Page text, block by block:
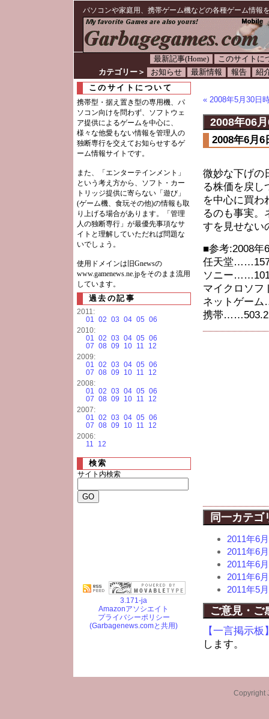
パソコンや家庭用、携帯ゲーム機などの各種ゲーム情報
最新記事(Home)
このサイトに
カテゴリー＞
お知らせ 最新情報 報告 紹
« 2008年5月30日
2008年06
2008年6月6
微妙な下げの
る株価を戻し
を中心に買わ
るのも事実。
すを見せない
■参考:2008年
任天堂
ソニー
マイクロソ
ネットゲー
携帯
同一カテゴ
2011年6
2011年6
2011年6
2011年6
2011年5
ご意見・ご
【一言掲示板
します。
このサイトについて
携帯型・据え置き型の専用機、パ
ソコン向けを問わず、ソフトウェ
ア提供によるゲームを中心に、
様々な他愛もない情報を管理人の
独断専行を交えてお知らせするゲ
ーム情報サイトです。
また、「エンターテインメント」
という考え方から、ソフト・カー
トリッジ提供に寄らない「遊び」
(ゲーム機、食玩その他)の情報も取
り上げる場合があります。「管理
人の独断専行」が最優先事項なサ
イトと理解していただれば問題な
いでしょう。
使用ドメインは旧Gnewsの
www.gamenews.ne.jpをそのまま流用
しています。
過去の記事
2011:
01 02 03 04 05 06
2010:
01 02 03 04 05 06
07 08 09 10 11
12
2009:
01 02 03 04 05 06
07 08 09 10 11
12
2008:
01 02 03 04 05 06
07 08 09 10 11
12
2007:
01 02 03 04 05 06
07 08 09 10 11
12
2006:
11
12
検索
サイト内検索
3.171-ja
Amazonアソシエイト
プライバシーポリシー
(Garbagenews.comと共用)
Copyright